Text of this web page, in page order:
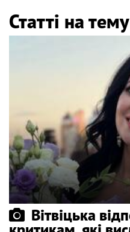
Статті на тему
Вітвіцька